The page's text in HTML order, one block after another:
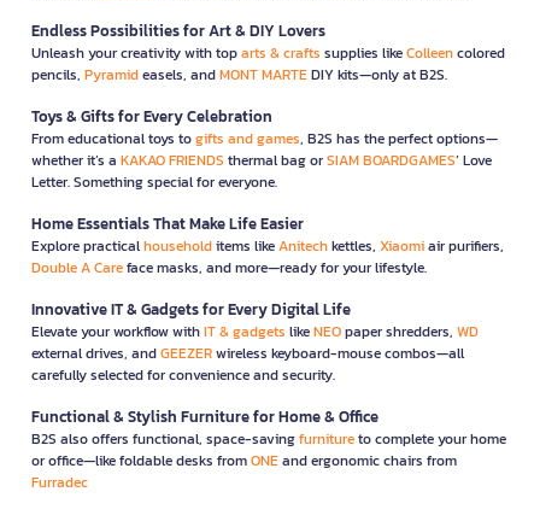
Endless Possibilities for Art & DIY Lovers
Unleash your creativity with toparts & crafts supplies likeColleencolored
pencils, Pyramideasels, andMONT MARTEDIY kits—only at B2S.
Toys & Gifts for Every Celebration
From educational toys togifts and games, B2S has the perfect options—
whether it’s a KAKAO FRIENDS thermal bag orSIAM BOARDGAMES’ Love
Letter. Something special for everyone.
Home Essentials That Make Life Easier
Explore practicalhouseholditems likeAnitechkettles, Xiaomiair purifiers,
Double A Careface masks, and more—ready for your lifestyle.
Innovative IT & Gadgets for Every Digital Life
Elevate your workflow withIT & gadgets likeNEOpaper shredders, WD
external drives, andGEEZERwireless keyboard-mouse combos—all
carefully selected for convenience and security.
Functional & Stylish Furniture for Home & Office
B2S also offers functional, space-savingfurnitureto complete your home
or office—like foldable desks fromONEand ergonomic chairs from
Furradec